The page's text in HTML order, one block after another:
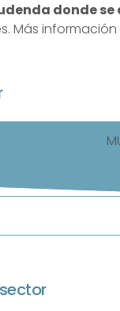
donde
Más